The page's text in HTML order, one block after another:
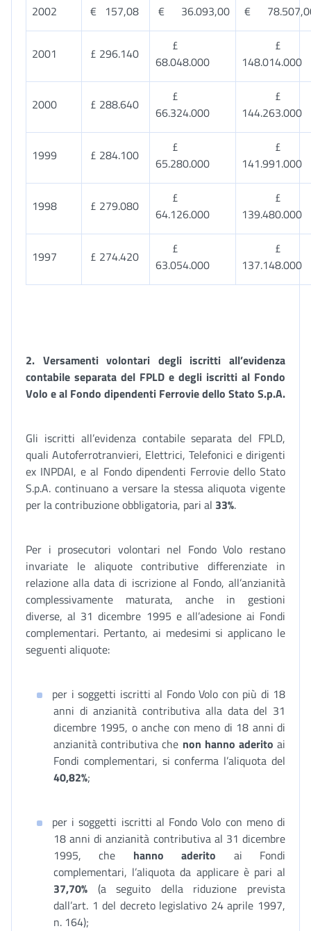
2002 € 157,08 € 36.093,00 €
2001 £ 296.140
£
68.048.000
148.014.000
2000 £ 288.640
£
66.324.000
144.263.000
1999 £ 284.100
£
65.280.000
141.991.000
1998 £ 279.080
£
64.126.000
139.480.000
1997 £ 274.420
£
63.054.000
137.148.000
2. Versamenti volontari degli iscritti all’evidenza
contabile separata del FPLD e degli iscritti al Fondo
Volo e al Fondo dipendenti Ferrovie dello Stato S.p.A.
Gli iscritti all’evidenza contabile separata del FPLD,
quali Autoferrotranvieri, Elettrici, Telefonici e dirigenti
ex INPDAI, e al Fondo dipendenti Ferrovie dello Stato
S.p.A. continuano a versare la stessa aliquota vigente
per la contribuzione obbligatoria, pari al 33%.
Per i prosecutori volontari nel Fondo Volo restano
invariate le aliquote contributive differenziate in
relazione alla data di iscrizione al Fondo, all’anzianità
complessivamente maturata, anche in gestioni
diverse, al 31 dicembre 1995 e all’adesione ai Fondi
complementari. Pertanto, ai medesimi si applicano le
seguenti aliquote:
per i soggetti iscritti al Fondo Volo con più di 18
anni di anzianità contributiva alla data del 31
dicembre 1995, o anche con meno di 18 anni di
anzianità contributiva che non hanno aderito ai
Fondi complementari, si conferma l’aliquota del
40,82%;
per i soggetti iscritti al Fondo Volo con meno di
18 anni di anzianità contributiva al 31 dicembre
1995, che hanno aderito ai Fondi
complementari, l’aliquota da applicare è pari al
37,70% (a seguito della riduzione prevista
dall’art. 1 del decreto legislativo 24 aprile 1997,
n. 164);